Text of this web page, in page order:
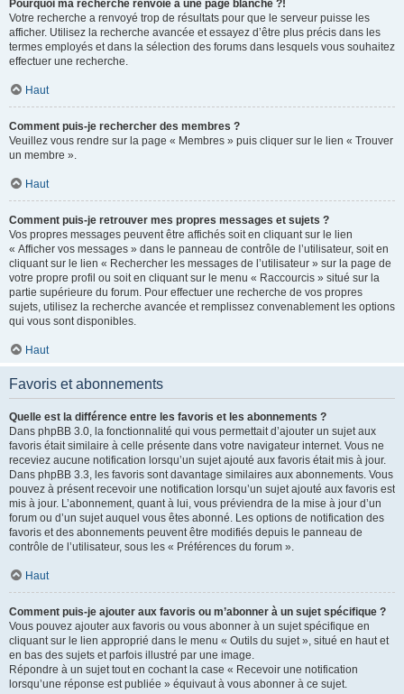
Pourquoi ma recherche renvoie à une page blanche ?!
Votre recherche a renvoyé trop de résultats pour que le serveur puisse les
afficher. Utilisez la recherche avancée et essayez d’être plus précis dans les
termes employés et dans la sélection des forums dans lesquels vous souhaitez
effectuer une recherche.
Haut
Comment puis-je rechercher des membres ?
Veuillez vous rendre sur la page « Membres » puis cliquer sur le lien « Trouver
un membre ».
Haut
Comment puis-je retrouver mes propres messages et sujets ?
Vos propres messages peuvent être affichés soit en cliquant sur le lien
« Afficher vos messages » dans le panneau de contrôle de l’utilisateur, soit en
cliquant sur le lien « Rechercher les messages de l’utilisateur » sur la page de
votre propre profil ou soit en cliquant sur le menu « Raccourcis » situé sur la
partie supérieure du forum. Pour effectuer une recherche de vos propres
sujets, utilisez la recherche avancée et remplissez convenablement les options
qui vous sont disponibles.
Haut
Favoris et abonnements
Quelle est la différence entre les favoris et les abonnements ?
Dans phpBB 3.0, la fonctionnalité qui vous permettait d’ajouter un sujet aux
favoris était similaire à celle présente dans votre navigateur internet. Vous ne
receviez aucune notification lorsqu’un sujet ajouté aux favoris était mis à jour.
Dans phpBB 3.3, les favoris sont davantage similaires aux abonnements. Vous
pouvez à présent recevoir une notification lorsqu’un sujet ajouté aux favoris est
mis à jour. L’abonnement, quant à lui, vous préviendra de la mise à jour d’un
forum ou d’un sujet auquel vous êtes abonné. Les options de notification des
favoris et des abonnements peuvent être modifiés depuis le panneau de
contrôle de l’utilisateur, sous les « Préférences du forum ».
Haut
Comment puis-je ajouter aux favoris ou m’abonner à un sujet spécifique ?
Vous pouvez ajouter aux favoris ou vous abonner à un sujet spécifique en
cliquant sur le lien approprié dans le menu « Outils du sujet », situé en haut et
en bas des sujets et parfois illustré par une image.
Répondre à un sujet tout en cochant la case « Recevoir une notification
lorsqu’une réponse est publiée » équivaut à vous abonner à ce sujet.